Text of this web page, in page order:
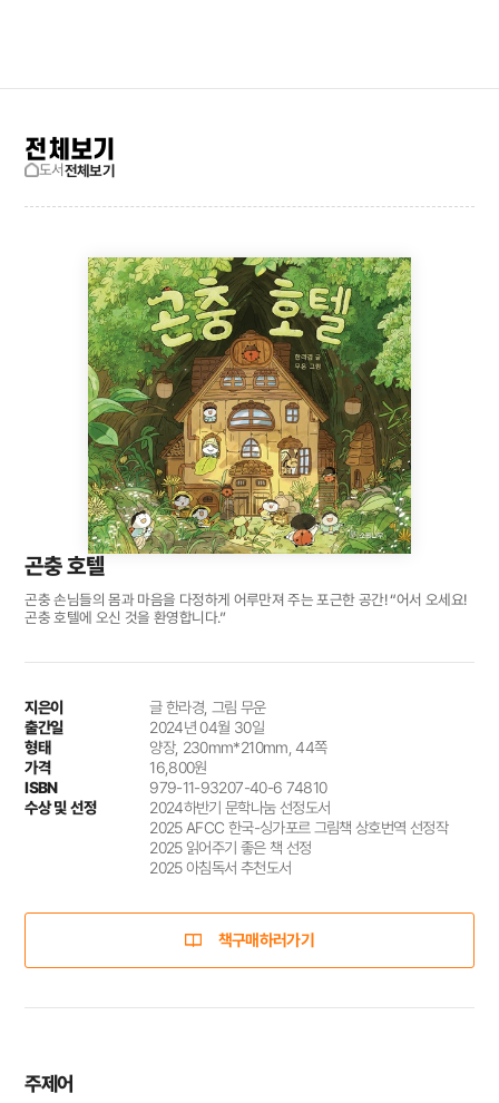
전체보기
도서전체보기
곤충 호텔
곤충 손님들의 몸과 마음을 다정하게 어루만져 주는 포근한 공간! “어서 오세요!
곤충 호텔에 오신 것을 환영합니다.”
지은이 글 한라경, 그림 무운
출간일 2024년 04월 30일
형태 양장, 230mm*210mm, 44쪽
가격 16,800원
ISBN 979-11-93207-40-6 74810
수상 및 선정
2024하반기 문학나눔 선정도서
2025 AFCC 한국-싱가포르 그림책 상호번역 선정작
2025 읽어주기 좋은 책 선정
2025 아침독서 추천도서
책구매하러가기
주제어